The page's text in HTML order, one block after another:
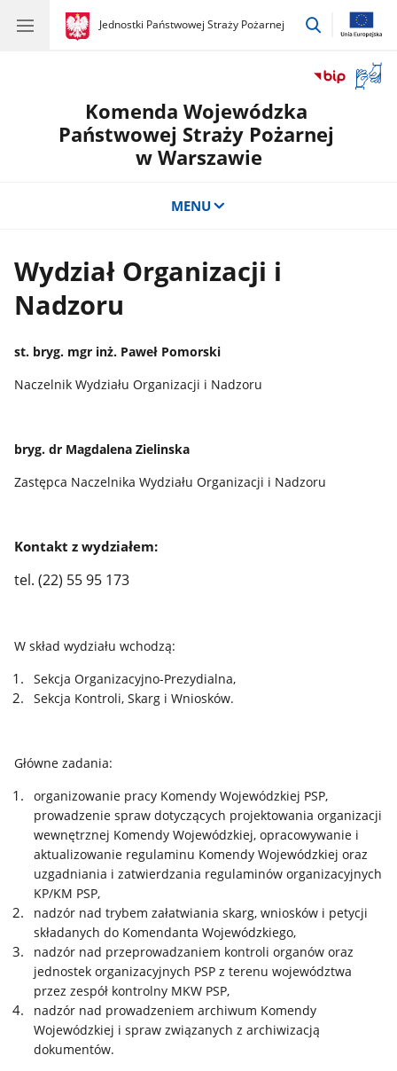
gov.pl
Jednostki Państwowej Straży Pożarnej
gov.pl
Jednostki
przejdź
okno
Komenda Wojewódzka
Państwowej Straży Pożarnej
w Warszawie
MENU
Wydział Organizacji i
Nadzoru
st. bryg. mgr inż. Paweł Pomorski
Naczelnik Wydziału Organizacji i Nadzoru
bryg. dr Magdalena Zielinska
Zastępca Naczelnika Wydziału Organizacji i Nadzoru
Kontakt z wydziałem:
tel. (22) 55 95 173
W skład wydziału wchodzą:
Sekcja Organizacyjno-Prezydialna,
Sekcja Kontroli, Skarg i Wniosków.
Główne zadania:
organizowanie pracy Komendy Wojewódzkiej PSP,
prowadzenie spraw dotyczących projektowania organizacji
wewnętrznej Komendy Wojewódzkiej, opracowywanie i
aktualizowanie regulaminu Komendy Wojewódzkiej oraz
uzgadniania i zatwierdzania regulaminów organizacyjnych
KP/KM PSP,
nadzór nad trybem załatwiania skarg, wniosków i petycji
składanych do Komendanta Wojewódzkiego,
nadzór nad przeprowadzaniem kontroli organów oraz
jednostek organizacyjnych PSP z terenu województwa
przez zespół kontrolny MKW PSP,
nadzór nad prowadzeniem archiwum Komendy
Wojewódzkiej i spraw związanych z archiwizacją
dokumentów.